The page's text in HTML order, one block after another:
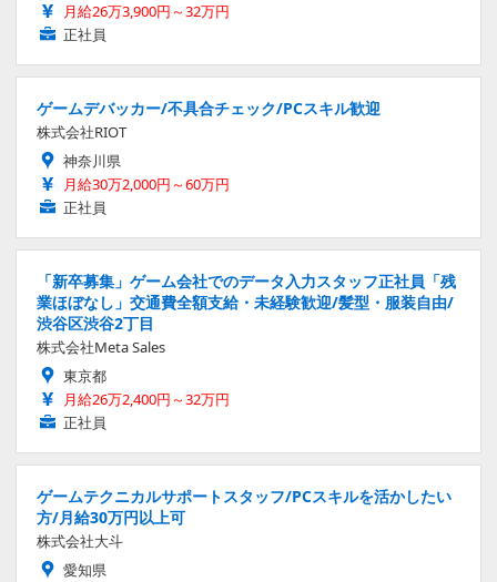
月給26万3,900円～32万円
正社員
ゲームデバッカー/不具合チェック/PCスキル歓迎
株式会社RIOT
神奈川県
月給30万2,000円～60万円
正社員
「新卒募集」ゲーム会社でのデータ入力スタッフ正社員「残
業ほぼなし」交通費全額支給・未経験歓迎/髪型・服装自由/
渋谷区渋谷2丁目
株式会社Meta Sales
東京都
月給26万2,400円～32万円
正社員
ゲームテクニカルサポートスタッフ/PCスキルを活かしたい
方/月給30万円以上可
株式会社大斗
愛知県